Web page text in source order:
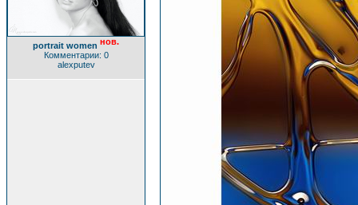
portrait women нов.
Комментарии: 0
alexputev